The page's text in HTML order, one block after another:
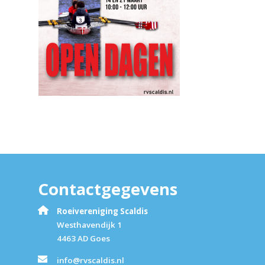
Contactgegevens
Roeivereniging Scaldis
Westhavendijk 1
4463 AD Goes
info@rvscaldis.nl